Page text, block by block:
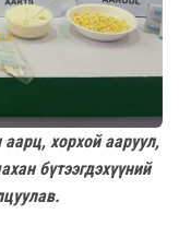
хорхой ааруул,
бүтээгдэхүүний